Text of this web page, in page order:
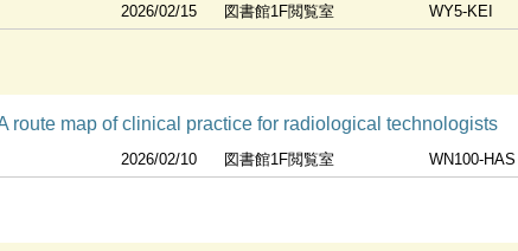
2026/02/15 図書館1F閲覧室 WY5-KEI
route map of clinical practice for radiological technologists
2026/02/10 図書館1F閲覧室 WN100-HAS